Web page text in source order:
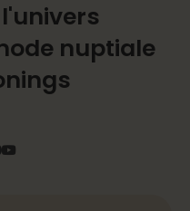
nuptiale
YouTube